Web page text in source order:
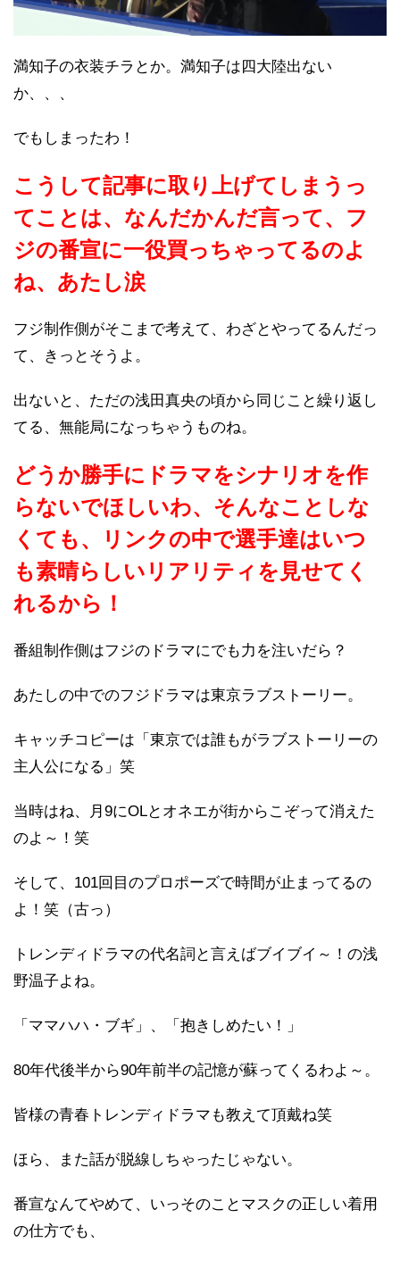
満知子の衣装チラとか。満知子は四大陸出ない
か、、、
でもしまったわ！
こうして記事に取り上げてしまうっ
てことは、なんだかんだ言って、フ
ジの番宣に一役買っちゃってるのよ
ね、あたし涙
フジ制作側がそこまで考えて、わざとやってるんだっ
て、きっとそうよ。
出ないと、ただの浅田真央の頃から同じこと繰り返し
てる、無能局になっちゃうものね。
どうか勝手にドラマをシナリオを作
らないでほしいわ、そんなことしな
くても、リンクの中で選手達はいつ
も素晴らしいリアリティを見せてく
れるから！
番組制作側はフジのドラマにでも力を注いだら？
あたしの中でのフジドラマは東京ラブストーリー。
キャッチコピーは「東京では誰もがラブストーリーの
主人公になる」笑
当時はね、月9にOLとオネエが街からこぞって消えた
のよ～！笑
そして、101回目のプロポーズで時間が止まってるの
よ！笑（古っ）
トレンディドラマの代名詞と言えばブイブイ～！の浅
野温子よね。
「ママハハ・ブギ」、「抱きしめたい！」
80年代後半から90年前半の記憶が蘇ってくるわよ～。
皆様の青春トレンディドラマも教えて頂戴ね笑
ほら、また話が脱線しちゃったじゃない。
番宣なんてやめて、いっそのことマスクの正しい着用
の仕方でも、